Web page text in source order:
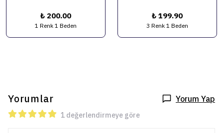
₺ 200.00
1 Renk 1 Beden
₺ 199.90
3 Renk 1 Beden
Yorumlar Yorum Yap
1 değerlendirmeye göre